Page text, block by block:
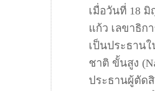
เมื่อวันที่ 18 มิ
แก้ว เลขาธิก
เป็นประธาน
ชาติ ขั้นสูง
ประธานผู้ตัด